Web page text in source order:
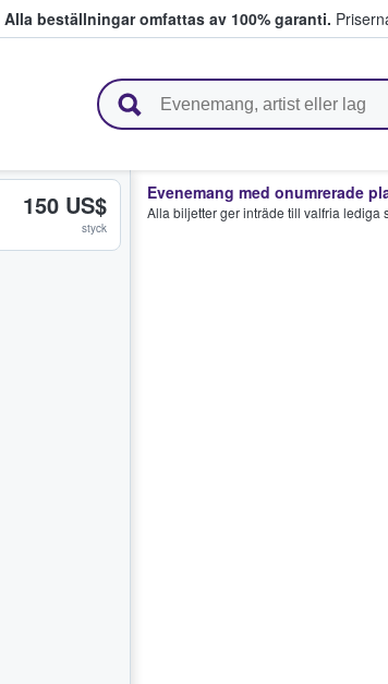
Alla beställningar omfattas av 100% garanti.
150 US$
styck
Evenemang med onumrerade
Alla biljetter ger inträde till valfria lediga